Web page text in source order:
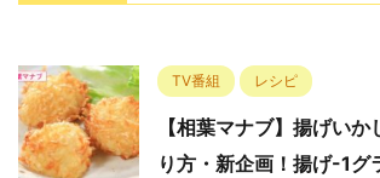
TV番組 レシピ
【相葉マナブ】揚げい
り方・新企画！揚げ-1グ